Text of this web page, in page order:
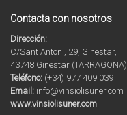
Contacta con nosotros
Dirección:
C/Sant Antoni, 29, Ginestar,
43748 Ginestar (TARRAGONA)
Teléfono: (+34) 977 409 039
Email: info@vinsiolisuner.com
www.vinsiolisuner.com